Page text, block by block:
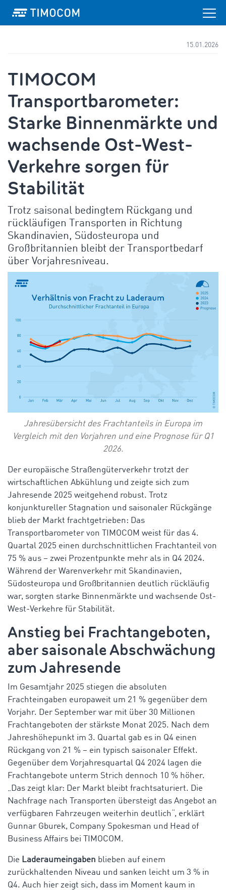
15.01.2026
TIMOCOM
Transportbarometer:
Starke Binnenmärkte und
wachsende Ost-West-
Verkehre sorgen für
Stabilität
Trotz saisonal bedingtem Rückgang und
rückläufigen Transporten in Richtung
Skandinavien, Südosteuropa und
Großbritannien bleibt der Transportbedarf
über Vorjahresniveau.
Jahresübersicht des Frachtanteils in Europa im
Vergleich mit den Vorjahren und eine Prognose für Q1
2026.
Der europäische Straßengüterverkehr trotzt der
wirtschaftlichen Abkühlung und zeigte sich zum
Jahresende 2025 weitgehend robust. Trotz
konjunktureller Stagnation und saisonaler Rückgänge
blieb der Markt frachtgetrieben: Das
Transportbarometer von TIMOCOM weist für das 4.
Quartal 2025 einen durchschnittlichen Frachtanteil von
75 % aus – zwei Prozentpunkte mehr als in Q4 2024.
Während der Warenverkehr mit Skandinavien,
Südosteuropa und Großbritannien deutlich rückläufig
war, sorgten starke Binnenmärkte und wachsende Ost-
West-Verkehre für Stabilität.
Anstieg bei Frachtangeboten,
aber saisonale Abschwächung
zum Jahresende
Im Gesamtjahr 2025 stiegen die absoluten
Frachteingaben europaweit um 21 % gegenüber dem
Vorjahr. Der September war mit über 30 Millionen
Frachtangeboten der stärkste Monat 2025. Nach dem
Jahreshöhepunkt im 3. Quartal gab es in Q4 einen
Rückgang von 21 % – ein typisch saisonaler Effekt.
Gegenüber dem Vorjahresquartal Q4 2024 lagen die
Frachtangebote unterm Strich dennoch 10 % höher.
„Das zeigt klar: Der Markt bleibt frachtsaturiert. Die
Nachfrage nach Transporten übersteigt das Angebot an
verfügbaren Fahrzeugen weiterhin deutlich“, erklärt
Gunnar Gburek, Company Spokesman und Head of
Business Affairs bei TIMOCOM.
Die Laderaumeingaben blieben auf einem
zurückhaltenden Niveau und sanken leicht um 3 % in
Q4. Auch hier zeigt sich, dass im Moment kaum in